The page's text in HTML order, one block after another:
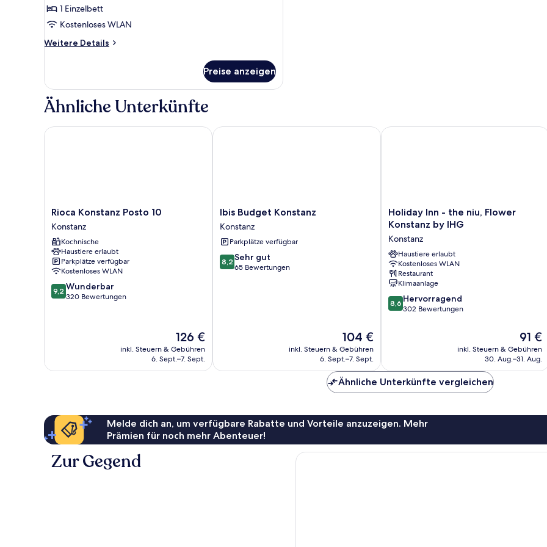
Standard-
Doppelzimmer
zur
1 Einzelbett
Kostenloses WLAN
Weitere Details
Weitere
Doppelzimmer
zur
Einzelnutzung
Preise anzeigen
Ähnliche Unterkünfte
Rioca
Konstanz
Posto
10
Konstanz
Rioca Konstanz Posto 10
Konstanz
Kochnische
Haustiere erlaubt
Parkplätze verfügbar
Kostenloses WLAN
9.2
von
9,2 Wunderbar
320 Bewertungen
Der
Preis
beträgt
126 €
inkl. Steuern & Gebühren
6. Sept.–7. Sept.
Rioca Konstanz Posto 10
Ibis
Budget
Konstanz
Konstanz
Ibis Budget Konstanz
Konstanz
Parkplätze verfügbar
8.2
von
8,2 Sehr gut
65 Bewertungen
Der
Preis
beträgt
104 €
inkl. Steuern & Gebühren
6. Sept.–7. Sept.
Ibis Budget Konstanz
Holiday
Inn
the
niu,
Flower
Konstanz
by
IHG
Konstanz
Holiday Inn - the niu, Flower
Konstanz by IHG
Konstanz
Haustiere erlaubt
Kostenloses WLAN
Restaurant
Klimaanlage
8.6
von
8,6 Hervorragend
302 Bewertungen
Der
Preis
beträgt
91 €
inkl. Steuern & Gebühren
30. Aug.–31. Aug.
Holiday Inn - the niu, Flower Konstanz
Ähnliche Unterkünfte vergleichen
Melde dich an, um verfügbare Rabatte und Vorteile anzuzeigen. Mehr
Prämien für noch mehr Abenteuer!
Zur Gegend